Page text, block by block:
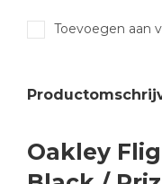
Toevoegen aan
Oakley